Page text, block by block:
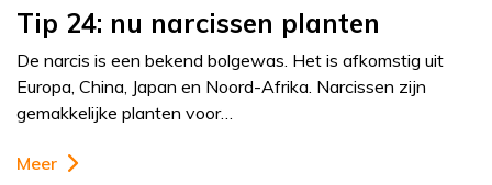
Tip 24: nu narcissen planten
De narcis is een bekend bolgewas. Het is afkomstig uit
Europa, China, Japan en Noord-Afrika. Narcissen zijn
gemakkelijke planten voor…
Meer